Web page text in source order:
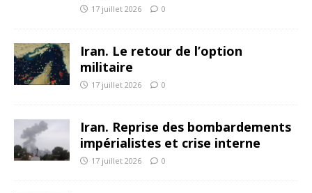
17 juillet 2026 0
Iran. Le retour de l’option
militaire
17 juillet 2026 0
Iran. Reprise des bombardements
impérialistes et crise interne
17 juillet 2026 0